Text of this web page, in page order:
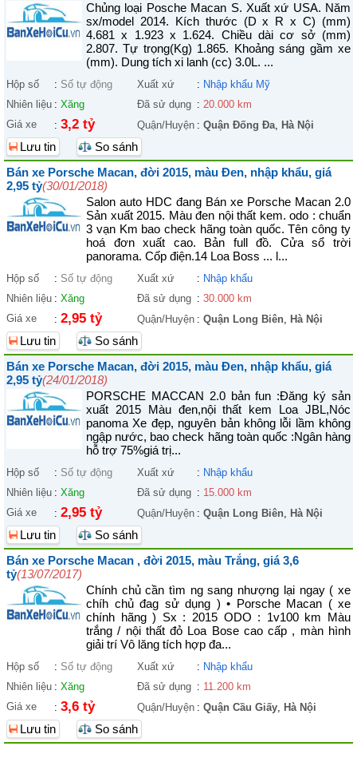
Chủng loại Posche Macan S. Xuất xứ USA. Năm
sx/model 2014. Kích thước (D x R x C) (mm)
4.681 x 1.923 x 1.624. Chiều dài cơ sở (mm)
2.807. Tự trọng(Kg) 1.865. Khoảng sáng gầm xe
(mm). Dung tích xi lanh (cc) 3.0L. ...
Hộp số : Số tự động Xuất xứ : Nhập khẩu Mỹ
Nhiên liệu : Xăng Đã sử dụng : 20.000 km
Giá xe
: 3,2 tỷ Quận/Huyện : Quận Đống Đa, Hà Nội
Lưu tin
So sánh
Bán xe Porsche Macan, đời 2015, màu Đen, nhập khẩu, giá
2,95 tỷ(30/01/2018)
Salon auto HDC đang Bán xe Porsche Macan 2.0
Sản xuất 2015. Màu đen nội thất kem. odo : chuẩn
3 vạn Km bao check hãng toàn quốc. Tên công ty
hoá đơn xuất cao. Bản full đồ. Cửa sổ trời
panorama. Cốp điện.14 Loa Boss ... l...
Hộp số : Số tự động Xuất xứ : Nhập khẩu
Nhiên liệu : Xăng Đã sử dụng : 30.000 km
Giá xe
: 2,95 tỷ Quận/Huyện : Quận Long Biên, Hà Nội
Lưu tin
So sánh
Bán xe Porsche Macan, đời 2015, màu Đen, nhập khẩu, giá
2,95 tỷ(24/01/2018)
PORSCHE MACCAN 2.0 bản fun :Đăng ký sản
xuất 2015 Màu đen,nội thất kem Loa JBL,Nóc
panoma Xe đẹp, nguyên bản không lỗi lầm không
ngập nước, bao check hãng toàn quốc :Ngân hàng
hỗ trợ 75%giá trị...
Hộp số : Số tự động Xuất xứ : Nhập khẩu
Nhiên liệu : Xăng Đã sử dụng : 15.000 km
Giá xe
: 2,95 tỷ Quận/Huyện : Quận Long Biên, Hà Nội
Lưu tin
So sánh
Bán xe Porsche Macan , đời 2015, màu Trắng, giá 3,6
tỷ(13/07/2017)
Chính chủ cần tìm ng sang nhượng lại ngay ( xe
chíh chủ đag sử dụng ) • Porsche Macan ( xe
chính hãng ) Sx : 2015 ODO : 1v100 km Màu
trắng / nội thất đỏ Loa Bose cao cấp , màn hình
giải trí Vô lăng tích hợp đa...
Hộp số : Số tự động Xuất xứ : Nhập khẩu
Nhiên liệu : Xăng Đã sử dụng : 11.200 km
Giá xe
: 3,6 tỷ Quận/Huyện : Quận Cầu Giấy, Hà Nội
Lưu tin So sánh